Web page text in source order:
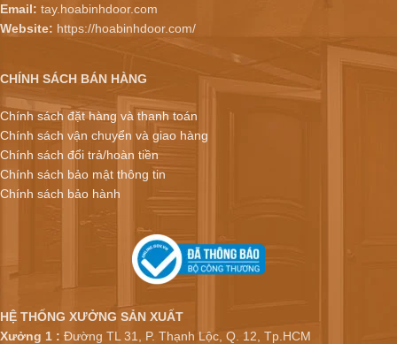
Email: tay.hoabinhdoor.com
Website: https://hoabinhdoor.com/
CHÍNH SÁCH BÁN HÀNG
Chính sách đặt hàng và thanh toán
Chính sách vận chuyển và giao hàng
Chính sách đổi trả/hoàn tiền
Chính sách bảo mật thông tin
Chính sách bảo hành
HỆ THỐNG XƯỞNG SẢN XUẤT
Xưởng 1 : Đường TL 31, P. Thạnh Lộc, Q. 12, Tp.HCM